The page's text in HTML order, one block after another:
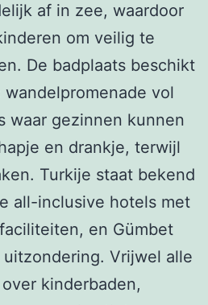
af in zee, waardoor
om veilig te
De badplaats beschikt
vol
waar gezinnen kunnen
en drankje, terwijl
Turkije staat bekend
all-inclusive hotels met
en Gümbet
Vrijwel alle
kinderbaden,